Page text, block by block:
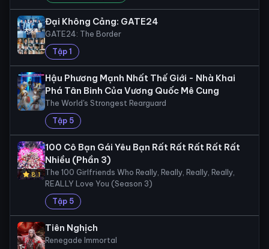
Đại Không Cảng: GATE24
GATE24: The Border
Tập 1
Hậu Phương Mạnh Nhất Thế Giới - Nhà Khai
Phá Tân Binh Của Vương Quốc Mê Cung
The World's Strongest Rearguard
Tập 5
8.1
100 Cô Bạn Gái Yêu Bạn Rất Rất Rất Rất Rất
Nhiều (Phần 3)
The 100 Girlfriends Who Really, Really, Really, Really,
REALLY Love You (Season 3)
Tập 5
Tiên Nghịch
Renegade Immortal